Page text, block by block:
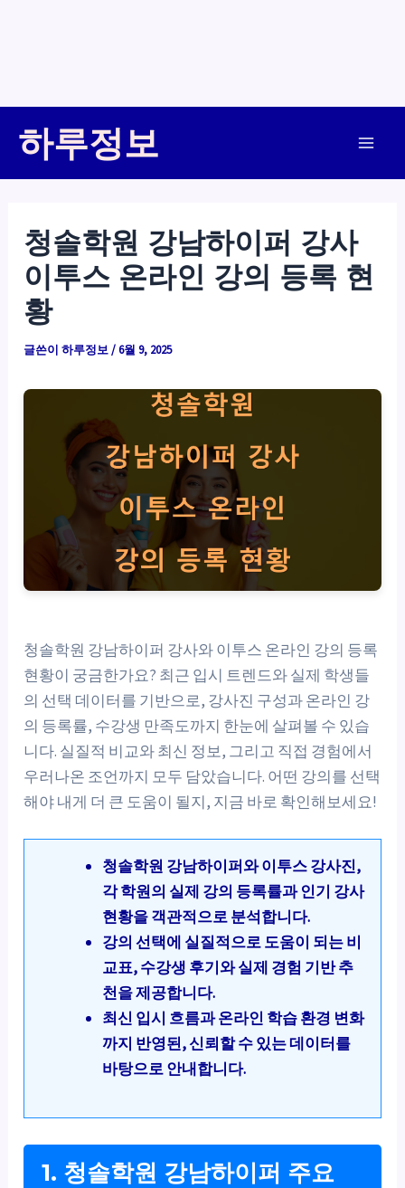
하루정보
청솔학원 강남하이퍼 강사
이투스 온라인 강의 등록 현
황
글쓴이하루정보/6월 9, 2025
청솔학원 강남하이퍼 강사와 이투스 온라인 강의 등록
현황이 궁금한가요? 최근 입시 트렌드와 실제 학생들
의 선택 데이터를 기반으로, 강사진 구성과 온라인 강
의 등록률, 수강생 만족도까지 한눈에 살펴볼 수 있습
니다. 실질적 비교와 최신 정보, 그리고 직접 경험에서
우러나온 조언까지 모두 담았습니다. 어떤 강의를 선택
해야 내게 더 큰 도움이 될지, 지금 바로 확인해보세요!
청솔학원 강남하이퍼와 이투스 강사진,
각 학원의 실제 강의 등록률과 인기 강사
현황을 객관적으로 분석합니다.
강의 선택에 실질적으로 도움이 되는 비
교표, 수강생 후기와 실제 경험 기반 추
천을 제공합니다.
최신 입시 흐름과 온라인 학습 환경 변화
까지 반영된, 신뢰할 수 있는 데이터를
바탕으로 안내합니다.
1. 청솔학원 강남하이퍼 주요